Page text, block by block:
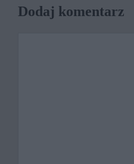
Dodaj komentarz